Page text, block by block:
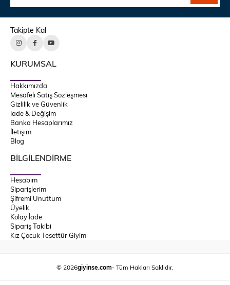
Takipte Kal
KURUMSAL
Hakkımızda
Mesafeli Satış Sözleşmesi
Gizlilik ve Güvenlik
İade & Değişim
Banka Hesaplarımız
İletişim
Blog
BİLGİLENDİRME
Hesabım
Siparişlerim
Şifremi Unuttum
Üyelik
Kolay İade
Sipariş Takibi
Kız Çocuk Tesettür Giyim
© 2026giyinse.com- Tüm Hakları Saklıdır.